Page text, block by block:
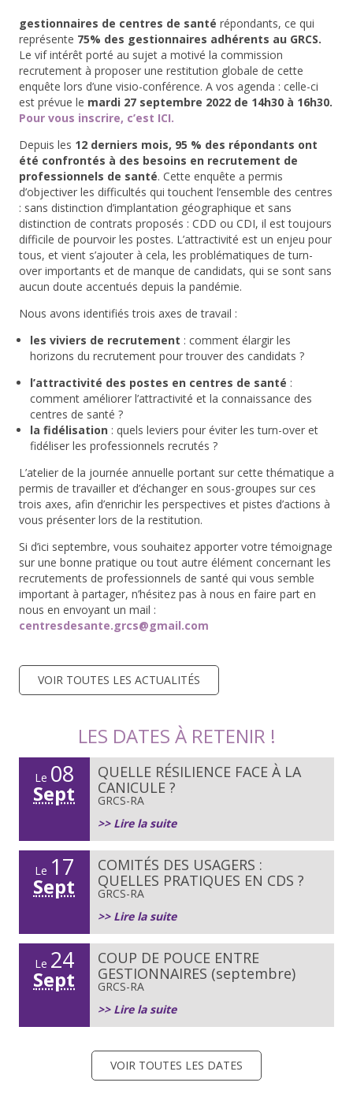
gestionnaires de centres de santé répondants, ce qui
représente 75% des gestionnaires adhérents au GRCS.
Le vif intérêt porté au sujet a motivé la commission
recrutement à proposer une restitution globale de cette
enquête lors d’une visio-conférence. A vos agenda : celle-ci
est prévue le mardi 27 septembre 2022 de 14h30 à 16h30.
Pour vous inscrire, c’est ICI.
Depuis les 12 derniers mois, 95 % des répondants ont
été confrontés à des besoins en recrutement de
professionnels de santé. Cette enquête a permis
d’objectiver les difficultés qui touchent l’ensemble des centres
: sans distinction d’implantation géographique et sans
distinction de contrats proposés : CDD ou CDI, il est toujours
difficile de pourvoir les postes. L’attractivité est un enjeu pour
tous, et vient s’ajouter à cela, les problématiques de turn-
over importants et de manque de candidats, qui se sont sans
aucun doute accentués depuis la pandémie.
Nous avons identifiés trois axes de travail :
les viviers de recrutement : comment élargir les
horizons du recrutement pour trouver des candidats ?
l’attractivité des postes en centres de santé :
comment améliorer l’attractivité et la connaissance des
centres de santé ?
la fidélisation : quels leviers pour éviter les turn-over et
fidéliser les professionnels recrutés ?
L’atelier de la journée annuelle portant sur cette thématique a
permis de travailler et d’échanger en sous-groupes sur ces
trois axes, afin d’enrichir les perspectives et pistes d’actions à
vous présenter lors de la restitution.
Si d’ici septembre, vous souhaitez apporter votre témoignage
sur une bonne pratique ou tout autre élément concernant les
recrutements de professionnels de santé qui vous semble
important à partager, n’hésitez pas à nous en faire part en
nous en envoyant un mail :
centresdesante.grcs@gmail.com
VOIR TOUTES LES ACTUALITÉS
LES DATES À RETENIR !
Le 08
Sept
QUELLE RÉSILIENCE FACE À LA
CANICULE ?
GRCS-RA
>> Lire la suite
Le 17
Sept
COMITÉS DES USAGERS :
QUELLES PRATIQUES EN CDS ?
GRCS-RA
>> Lire la suite
Le 24
Sept
COUP DE POUCE ENTRE
GESTIONNAIRES (septembre)
GRCS-RA
>> Lire la suite
VOIR TOUTES LES DATES